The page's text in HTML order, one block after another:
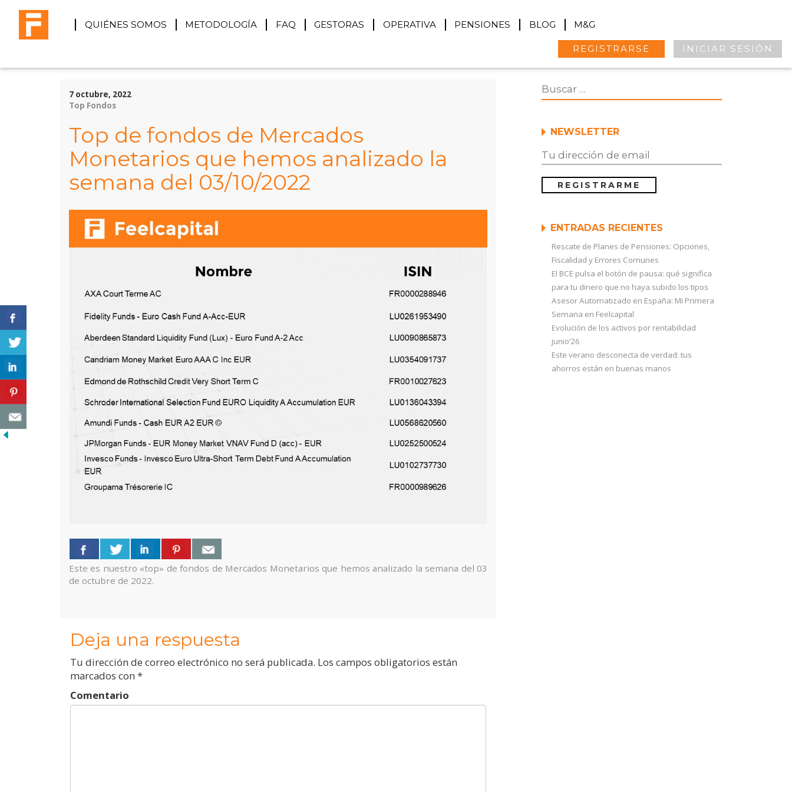
QUIÉNES SOMOS METODOLOGÍA FAQ GESTORAS OPERATIVA PENSIONES BLOG M&G
REGISTRARSE INICIAR SESIÓN
7 octubre, 2022
Top Fondos
Top de fondos de Mercados
Monetarios que hemos analizado la
semana del 03/10/2022
Este es nuestro «top» de fondos de Mercados Monetarios que hemos analizado la semana del 03
de octubre de 2022.
Deja una respuesta
Tu dirección de correo electrónico no será publicada. Los campos obligatorios están
marcados con *
Comentario
NEWSLETTER
ENTRADAS RECIENTES
Rescate de Planes de Pensiones: Opciones,
Fiscalidad y Errores Comunes
El BCE pulsa el botón de pausa: qué significa
para tu dinero que no haya subido los tipos
Asesor Automatizado en España: Mi Primera
Semana en Feelcapital
Evolución de los activos por rentabilidad
junio’26
Este verano desconecta de verdad: tus
ahorros están en buenas manos